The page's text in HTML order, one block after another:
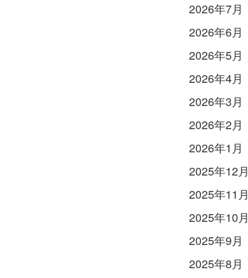
2026年7月
2026年6月
2026年5月
2026年4月
2026年3月
2026年2月
2026年1月
2025年12月
2025年11月
2025年10月
2025年9月
2025年8月